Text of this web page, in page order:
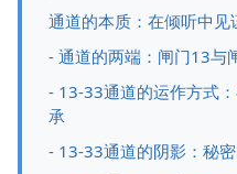
通道的本质：在倾听中见
- 通道的两端：闸门13与
- 13-33通道的运作方式
承
- 13-33通道的阴影：秘